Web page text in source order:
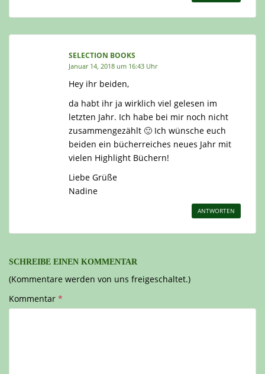
SELECTION BOOKS
Januar 14, 2018 um 16:43 Uhr
Hey ihr beiden,
da habt ihr ja wirklich viel gelesen im
letzten Jahr. Ich habe bei mir noch nicht
zusammengezählt 🙂 Ich wünsche euch
beiden ein bücherreiches neues Jahr mit
vielen Highlight Büchern!
Liebe Grüße
Nadine
ANTWORTEN
SCHREIBE EINEN KOMMENTAR
(Kommentare werden von uns freigeschaltet.)
Kommentar *